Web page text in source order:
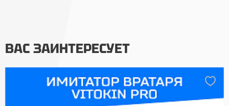
ВАС ЗАИНТЕРЕСУЕТ